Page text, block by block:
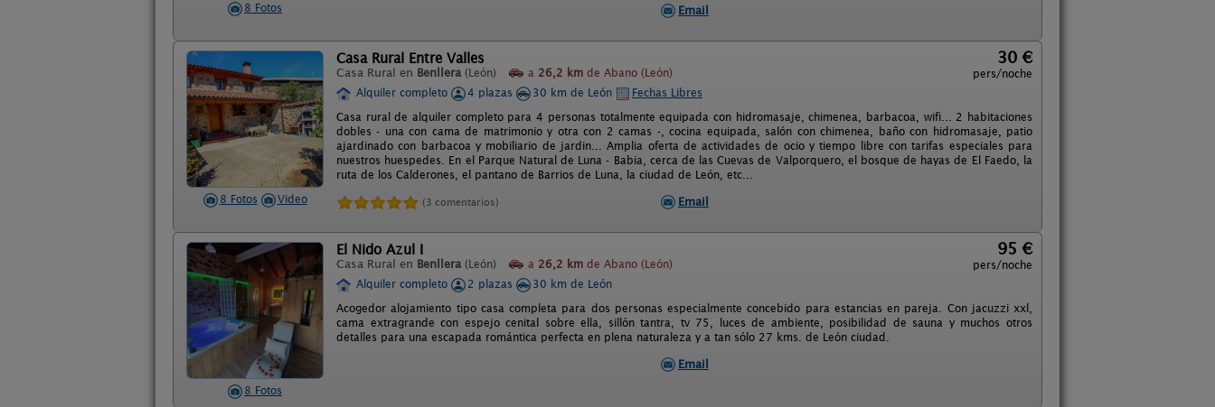
8 Fotos
Email
8 Fotos Video
Casa Rural Entre Valles
Casa Rural en Benllera (León) a 26,2 km de Abano (León)
30 €
pers/noche
Alquiler completo
4 plazas 30 km de León
Fechas Libres
Casa rural de alquiler completo para 4 personas totalmente equipada con hidromasaje, chimenea, barbacoa, wifi... 2 habitaciones
dobles - una con cama de matrimonio y otra con 2 camas -, cocina equipada, salón con chimenea, baño con hidromasaje, patio
ajardinado con barbacoa y mobiliario de jardin... Amplia oferta de actividades de ocio y tiempo libre con tarifas especiales para
nuestros huespedes. En el Parque Natural de Luna - Babia, cerca de las Cuevas de Valporquero, el bosque de hayas de El Faedo, la
ruta de los Calderones, el pantano de Barrios de Luna, la ciudad de León, etc...
(3 comentarios) Email
8 Fotos
El Nido Azul I
Casa Rural en Benllera (León) a 26,2 km de Abano (León)
95 €
pers/noche
Alquiler completo
2 plazas
30 km de León
Acogedor alojamiento tipo casa completa para dos personas especialmente concebido para estancias en pareja. Con jacuzzi xxl,
cama extragrande con espejo cenital sobre ella, sillón tantra, tv 75, luces de ambiente, posibilidad de sauna y muchos otros
detalles para una escapada romántica perfecta en plena naturaleza y a tan sólo 27 kms. de León ciudad.
Email